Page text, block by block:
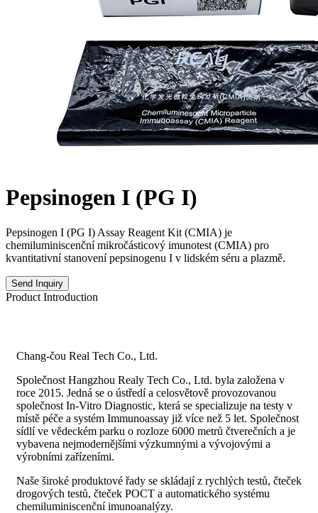
Pepsinogen I (PG I)
Pepsinogen I (PG I) Assay Reagent Kit (CMIA) je
chemiluminiscenční mikročásticový imunotest (CMIA) pro
kvantitativní stanovení pepsinogenu I v lidském séru a plazmě.
Send Inquiry
Product Introduction
Chang-čou Real Tech Co., Ltd.
Společnost Hangzhou Realy Tech Co., Ltd. byla založena v
roce 2015. Jedná se o ústředí a celosvětově provozovanou
společnost In-Vitro Diagnostic, která se specializuje na testy v
místě péče a systém Immunoassay již více než 5 let. Společnost
sídlí ve vědeckém parku o rozloze 6000 metrů čtverečních a je
vybavena nejmodernějšími výzkumnými a vývojovými a
výrobními zařízeními.
Naše široké produktové řady se skládají z rychlých testů, čteček
drogových testů, čteček POCT a automatického systému
chemiluminiscenční imunoanalýzy.